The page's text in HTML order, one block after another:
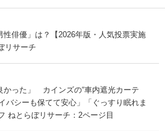
性俳優」は？【2026年版・人気投票実施
リサーチ
かった」 カインズの“車内遮光カーテ
バシーも保てて安心」「ぐっすり眠れま
ねとらぼリサーチ：2ページ目